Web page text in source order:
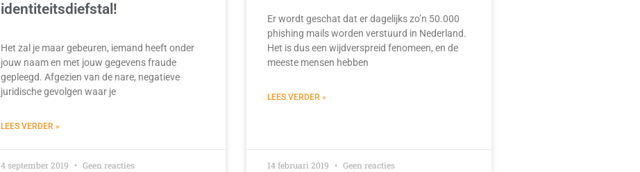
identiteitsdiefstal!
Het zal je maar gebeuren, iemand heeft onder
jouw naam en met jouw gegevens fraude
gepleegd. Afgezien van de nare, negatieve
juridische gevolgen waar je
LEES VERDER »
4 september 2019 Geen reacties
Er wordt geschat dat er dagelijks zo’n 50.000
phishing mails worden verstuurd in Nederland.
Het is dus een wijdverspreid fenomeen, en de
meeste mensen hebben
LEES VERDER »
14 februari 2019 Geen reacties